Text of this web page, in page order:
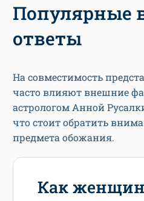
Популярные
ответы
На совместимость
часто влияют внешние
астрологом Анной
что стоит обратить
предмета обожания.
Как